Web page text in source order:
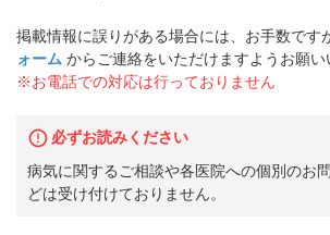
掲載情報に誤りがある場合には、お手数です
ォーム からご連絡をいただけますようお願い
※お電話での対応は行っておりません
必ずお読みください
病気に関するご相談や各医院への個別のお
どは受け付けておりません。